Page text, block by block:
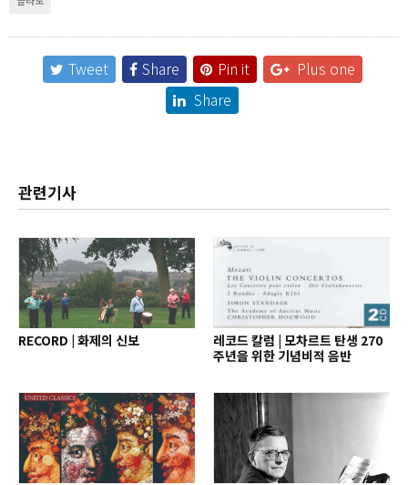
Tweet Share Pin it
Plus one
Share
관련기사
RECORD | 화제의 신보
레코드 칼럼 | 모차르트 탄생 270
주년을 위한 기념비적 음반